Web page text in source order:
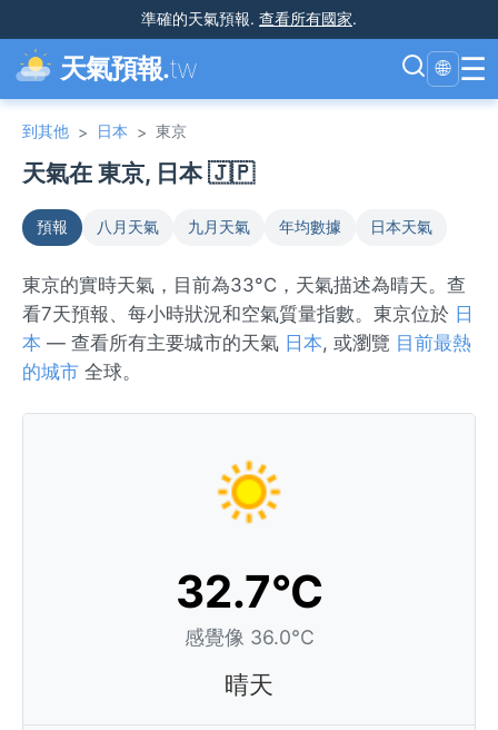
準確的天氣預報. 查看所有國家.
天氣預報.tw 🌐 ☰
到其他 > 日本 > 東京
天氣在 東京, 日本 🇯🇵
預報 八月天氣 九月天氣 年均數據 日本天氣
東京的實時天氣，目前為33°C，天氣描述為晴天。查
看7天預報、每小時狀況和空氣質量指數。東京位於 日
本 — 查看所有主要城市的天氣 日本, 或瀏覽 目前最熱
的城市 全球。
32.7°C
感覺像 36.0°C
晴天